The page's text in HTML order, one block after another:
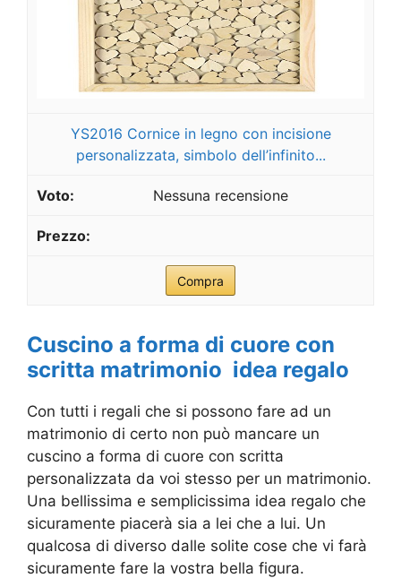
YS2016 Cornice in legno con incisione
personalizzata, simbolo dell’infinito...
Nessuna recensione
Compra
Cuscino a forma di cuore con
scritta matrimonio idea regalo
Con tutti i regali che si possono fare ad un
matrimonio di certo non può mancare un
cuscino a forma di cuore con scritta
personalizzata da voi stesso per un matrimonio.
Una bellissima e semplicissima idea regalo che
sicuramente piacerà sia a lei che a lui. Un
qualcosa di diverso dalle solite cose che vi farà
sicuramente fare la vostra bella figura.